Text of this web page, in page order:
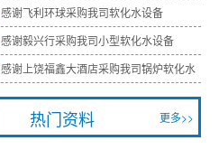
感谢飞利环球采购我司软化水设备
感谢毅兴行采购我司小型软化水设备
感谢上饶福鑫大酒店采购我司锅炉软化水
更多>>
热门资料